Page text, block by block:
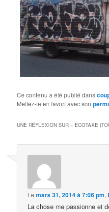
Ce contenu a été publié dans
Mettez-le en favori avec son
UNE RÉFLEXION SUR « ECOTAXE
Lemars 31, 2014 à 7:06 pm,
La chose me passionne et